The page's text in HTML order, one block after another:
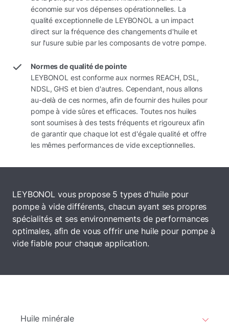
économie sur vos dépenses opérationnelles. La
qualité exceptionnelle de LEYBONOL a un impact
direct sur la fréquence des changements d'huile et
sur l'usure subie par les composants de votre pompe.
Normes de qualité de pointe
LEYBONOL est conforme aux normes REACH, DSL,
NDSL, GHS et bien d'autres. Cependant, nous allons
au-delà de ces normes, afin de fournir des huiles pour
pompe à vide sûres et efficaces. Toutes nos huiles
sont soumises à des tests fréquents et rigoureux afin
de garantir que chaque lot est d'égale qualité et offre
les mêmes performances de vide exceptionnelles.
LEYBONOL vous propose 5 types d'huile pour
pompe à vide différents, chacun ayant ses propres
spécialités et ses environnements de performances
optimales, afin de vous offrir une huile pour pompe à
vide fiable pour chaque application.
Huile minérale